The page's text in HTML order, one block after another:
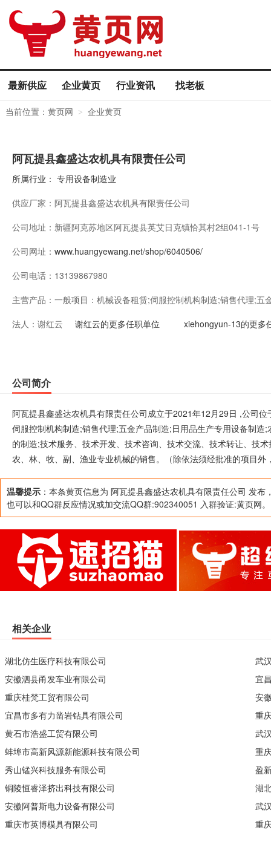
最新供应 企业黄页 行业资讯 找老板
当前位置： 黄页网 > 企业黄页
阿瓦提县鑫盛达农机具有限责任公司
所属行业： 专用设备制造业
供应厂家： 阿瓦提县鑫盛达农机具有限责任公司
公司地址： 新疆阿克苏地区阿瓦提县英艾日克镇恰其村2组041-1号
公司网址： www.huangyewang.net/shop/6040506/
公司电话： 13139867980
主营产品： 一般项目：机械设备租赁;伺服控制机构制造;销售代理;五
造;农业机械服务;电器辅件销售;金属成形机床销售;农林
法人： 谢红云 谢红云的更多任职单位 xiehongyun-13的更多
公司简介
阿瓦提县鑫盛达农机具有限责任公司成立于2021年12月29日 ,公司
伺服控制机构制造;销售代理;五金产品制造;日用品生产专用设备制
的制造;技术服务、技术开发、技术咨询、技术交流、技术转让、技
农、林、牧、副、渔业专业机械的销售。（除依法须经批准的项目
温馨提示 ：本条黄页信息为 阿瓦提县鑫盛达农机具有限责任公司 发
也可以和QQ群反应情况或加交流QQ群:902340051 入群验证:黄页网。
相关企业
湖北仿生医疗科技有限公司
安徽泗县甬发车业有限公司
重庆桂梵工贸有限公司
宜昌市多有力凿岩钻具有限公司
黄石市浩盛工贸有限公司
蚌埠市高新风源新能源科技有限公司
秀山锰兴科技服务有限公司
铜陵恒睿泽挤出科技有限公司
安徽阿普斯电力设备有限公司
重庆市英博模具有限公司
武
宜
安
重
武
重
盈
湖
武
重